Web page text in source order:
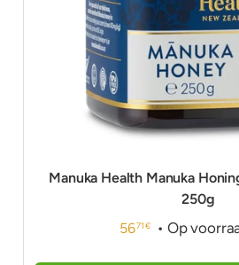
Manuka Health Manuka
250g
5671 € • Op